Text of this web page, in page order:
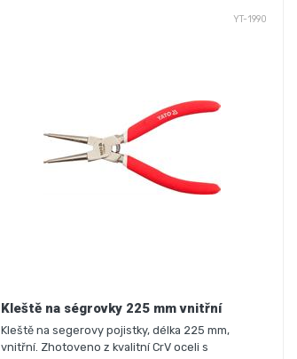
YT-1990
Kleště na ségrovky 225 mm vnitřní
Kleště na segerovy pojistky, délka 225 mm,
vnitřní. Zhotoveno z kvalitní CrV oceli s